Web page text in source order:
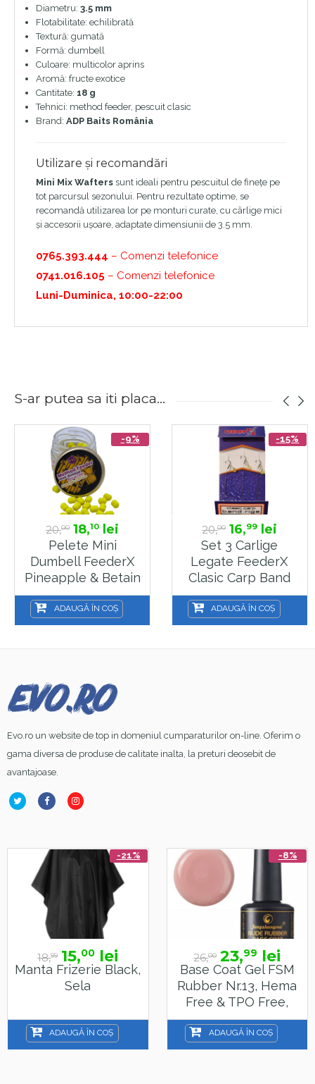
Diametru: 3.5 mm
Flotabilitate: echilibrată
Textură: gumată
Formă: dumbell
Culoare: multicolor aprins
Aromă: fructe exotice
Cantitate: 18 g
Tehnici: method feeder, pescuit clasic
Brand: ADP Baits România
Utilizare și recomandări
Mini Mix Wafters sunt ideali pentru pescuitul de finețe pe
tot parcursul sezonului. Pentru rezultate optime, se
recomandă utilizarea lor pe monturi curate, cu cârlige mici
și accesorii ușoare, adaptate dimensiunii de 3.5 mm.
0765.393.444 – Comenzi telefonice
0741.016.105 – Comenzi telefonice
Luni-Duminica, 10:00-22:00
S-ar putea sa iti placa...
-9%
20,00 18,10 lei
Pelete Mini
Dumbell FeederX
Pineapple & Betain
5x7mm, 10 G
ADAUGĂ ÎN COȘ
-15%
20,00 16,99 lei
Set 3 Carlige
Legate FeederX
Clasic Carp Band
Rig Marime 10
ADAUGĂ ÎN COȘ
Evo.ro un website de top in domeniul cumparaturilor on-line. Oferim o
gama diversa de produse de calitate inalta, la preturi deosebit de
avantajoase.
-21%
18,99 15,00 lei
Manta Frizerie Black,
Sela
ADAUGĂ ÎN COȘ
-8%
26,00 23,99 lei
Base Coat Gel FSM
Rubber Nr.13, Hema
Free & TPO Free,
15ml
ADAUGĂ ÎN COȘ